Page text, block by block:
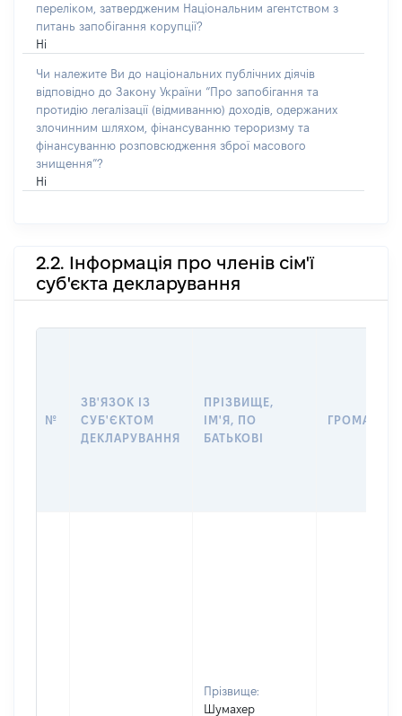
переліком, затвердженим Національним агентством з
питань запобігання корупції?
Ні
Чи належите Ви до національних публічних діячів
відповідно до Закону України “Про запобігання та
протидію легалізації (відмиванню) доходів, одержаних
злочинним шляхом, фінансуванню тероризму та
фінансуванню розповсюдження зброї масового
знищення”?
Ні
2.2. Інформація про членів сім'ї
суб'єкта декларування
№
ЗВ'ЯЗОК ІЗ
СУБ'ЄКТОМ
ДЕКЛАРУВАННЯ
ПРІЗВИЩЕ,
ІМ'Я, ПО
БАТЬКОВІ
Прізвище:
Шумахер